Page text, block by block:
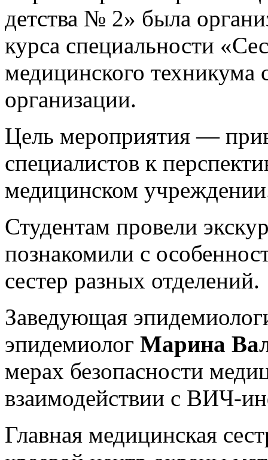
детства № 2» была
курса специальности
медицинского техникума
организации.
Цель мероприятия —
специалистов к
медицинском
Студентам провели
познакомили с
сестер разных отделений.
Заведующая
эпидемиолог Марина
мерах безопасности
взаимодействии с ВИЧ-
Главная медицинская